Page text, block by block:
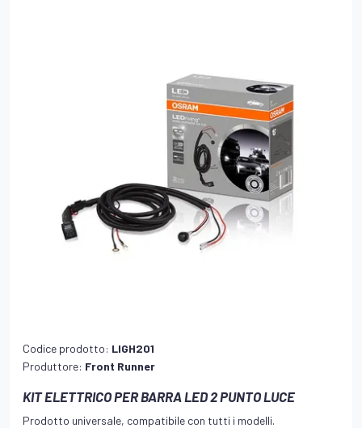
Codice prodotto: LIGH201
Produttore: Front Runner
KIT ELETTRICO PER BARRA LED 2 PUNTO LUCE
Prodotto universale, compatibile con tutti i modelli.